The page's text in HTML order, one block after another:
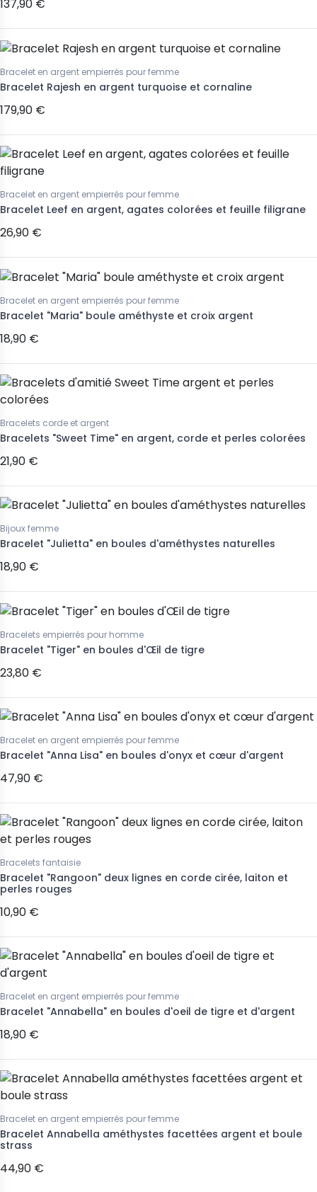
137,90 €
Bracelet en argent empierrés pour femme
Bracelet Rajesh en argent turquoise et cornaline
179,90 €
Bracelet en argent empierrés pour femme
Bracelet Leef en argent, agates colorées et feuille filigrane
26,90 €
Bracelet en argent empierrés pour femme
Bracelet "Maria" boule améthyste et croix argent
18,90 €
Bracelets corde et argent
Bracelets "Sweet Time" en argent, corde et perles colorées
21,90 €
Bijoux femme
Bracelet "Julietta" en boules d'améthystes naturelles
18,90 €
Bracelets empierrés pour homme
Bracelet "Tiger" en boules d'Œil de tigre
23,80 €
Bracelet en argent empierrés pour femme
Bracelet "Anna Lisa" en boules d'onyx et cœur d'argent
47,90 €
Bracelets fantaisie
Bracelet "Rangoon" deux lignes en corde cirée, laiton et
perles rouges
10,90 €
Bracelet en argent empierrés pour femme
Bracelet "Annabella" en boules d'oeil de tigre et d'argent
18,90 €
Bracelet en argent empierrés pour femme
Bracelet Annabella améthystes facettées argent et boule
strass
44,90 €